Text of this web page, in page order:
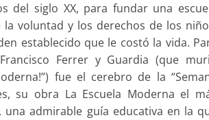
del siglo XX, para fundar una
voluntad y los derechos de los
establecido que le costó la vida.
Ferrer y Guardia (que
fue el cerebro de la
su obra La Escuela Moderna el
una admirable guía educativa en la